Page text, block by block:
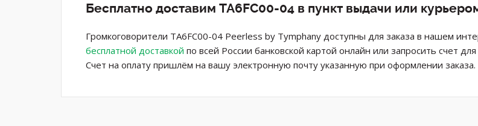
Бесплатно доставим TA6FC00-04 в пункт выдачи или
Громкоговорители TA6FC00-04 Peerless by Tymphany доступны для заказа в нашем
бесплатной доставкой по всей России банковской картой онлайн или запросить счет
Счет на оплату пришлём на вашу электронную почту указанную при оформлении заказа.